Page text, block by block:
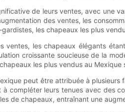
de leurs ventes, avec une
des ventes, les
les chapeaux les plus
les chapeaux élégants
croissante soucieuse de la
les plus vendus au
peut être attribuée à
compléter leurs tenues avec des
de chapeaux, entraînant une